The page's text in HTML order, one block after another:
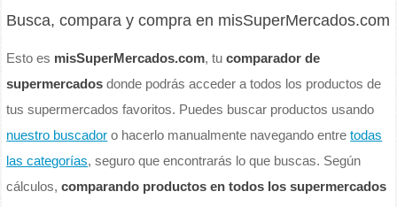
Busca, compara y compra en misSuperMercados.com
Esto es misSuperMercados.com, tucomparador de
supermercados donde podrás acceder a todos los productos de
tus supermercados favoritos. Puedes buscar productos usando
nuestro buscador o hacerlo manualmente navegando entretodas
las categorías, seguro que encontrarás lo que buscas. Según
cálculos,comparando productos en todos los supermercados